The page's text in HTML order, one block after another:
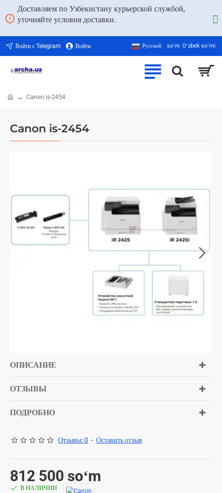
Доставляем по Узбекистану курьерской службой,
уточняйте условия доставки.
Войти с Telegram Войти Русский soʻm Oʻzbek soʻmi
Canon is-2454
Canon is-2454
ОПИСАНИЕ
ОТЗЫВЫ
ПОДРОБНО
Отзывы: 0 - Оставить отзыв
812 500 soʻm
В НАЛИЧИИ